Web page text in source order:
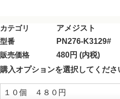
カテゴリ
アメジスト
型番
PN276-K3129#
販売価格
480円 (内税)
購入オプションを選択してくださ